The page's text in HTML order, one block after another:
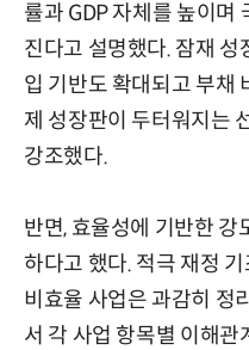
률과 GDP 자체를 높이며
진다고 설명했다. 잠재 성
입 기반도 확대되고 부채
제 성장판이 두터워지는
강조했다.
반면, 효율성에 기반한
하다고 했다. 적극 재정
비효율 사업은 과감히 정
서 각 사업 항목별 이해